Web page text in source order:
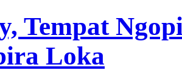
Tempat
Loka